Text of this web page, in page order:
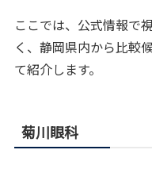
ここでは、公式情報で
く、静岡県内から比較
て紹介します。
菊川眼科